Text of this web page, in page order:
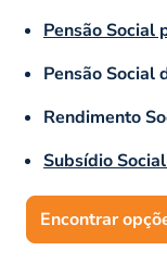
Pensão Social
Pensão Social
Rendimento
Subsídio
Encontrar